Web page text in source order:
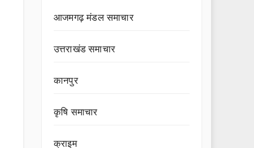
आजमगढ़ मंडल समाचार
उत्तराखंड समाचार
कानपुर
कृषि समाचार
क्राइम